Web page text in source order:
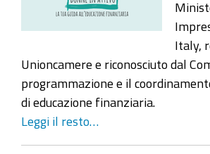
Italy,
Unioncamere e riconosciuto dal
programmazione e il
di educazione finanziaria.
Leggi il resto…